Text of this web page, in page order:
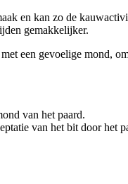
en kan zo de
gemakkelijker.
een gevoelige mond,
van het paard.
van het bit door het